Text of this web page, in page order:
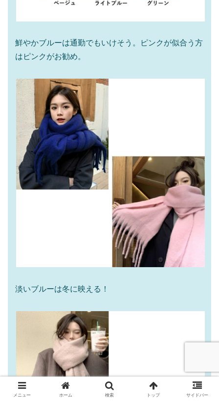
鮮やかブルーは通勤でもいけそう。ピンクが似合う方
はピンクがお勧め。
淡いブルーは冬に映える！
メニュー ホーム 検索 トップ サイドバー